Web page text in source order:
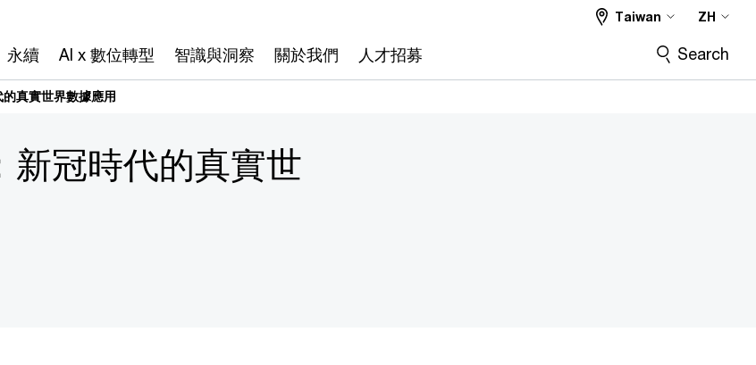
永續 AI x 數位轉型 智識與洞察 關於我們 人才招募
Taiwan ZH
Search
真實世界數據應用
新冠時代的真實世